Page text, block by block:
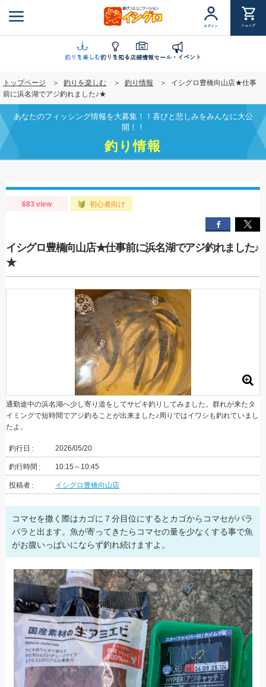
ン
ツ
移
動
ログイン ショップ
釣りを楽しむ釣りを知る店舗情報セール・イベント
トップページ 釣りを楽しむ 釣り情報
イシグロ豊橋向山店★仕事
前に浜名湖でアジ釣れました♪★
あなたのフィッシング情報を大募集！！喜びと悲しみをみんなに大公
開！！
釣り情報
683 view 初心者向け
イシグロ豊橋向山店★仕事前に浜名湖でアジ釣れました♪
★
通勤途中の浜名湖へ少し寄り道をしてサビキ釣りしてみました。群れが来たタ
イミングで短時間でアジ釣ることが出来ました♪周りではイワシも釣れていまし
たよ。
釣行日 2026/05/20
釣行時間 10:15～10:45
投稿者 イシグロ豊橋向山店
コマセを撒く際はカゴに７分目位にするとカゴからコマセがパラ
パラと出ます。魚が寄ってきたらコマセの量を少なくする事で魚
がお腹いっぱいにならず釣れ続けますよ。